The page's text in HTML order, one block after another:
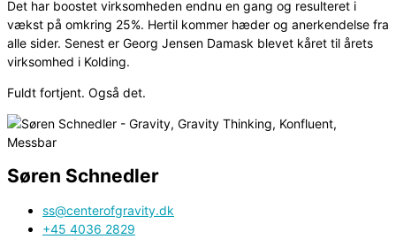
Det har boostet virksomheden endnu en gang og resulteret i
vækst på omkring 25%. Hertil kommer hæder og anerkendelse fra
alle sider. Senest er Georg Jensen Damask blevet kåret til årets
virksomhed i Kolding.
Fuldt fortjent. Også det.
Søren Schnedler
ss@centerofgravity.dk
+45 4036 2829